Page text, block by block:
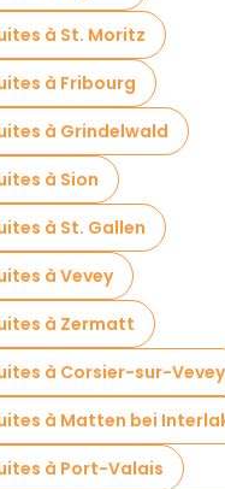
à St. Moritz
à Fribourg
à Grindelwald
à Sion
à St. Gallen
à Vevey
à Zermatt
à Corsier-sur-Vevey
à Matten bei
à Port-Valais